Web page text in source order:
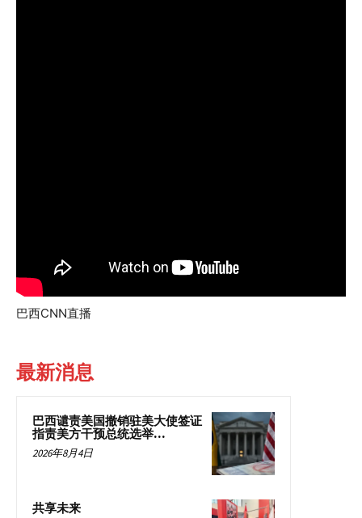
巴西CNN直播
最新消息
巴西谴责美国撤销驻美大使签证
指责美方干预总统选举...
2026年8月4日
共享未来